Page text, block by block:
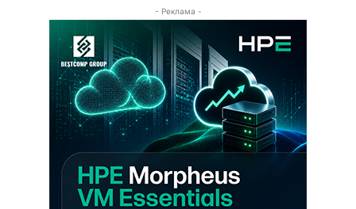
- Реклама -